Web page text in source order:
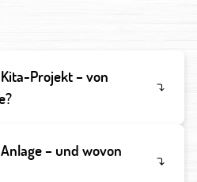
Projekt – von
– und wovon